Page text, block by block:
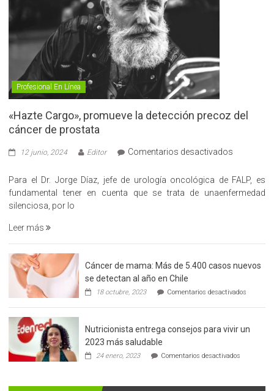
Profesional En Línea
«Hazte Cargo», promueve la detección precoz del
cáncer de prostata
12 junio, 2024 Editor Comentarios desactivados
Cargo»,
promueve
del
de
Para el Dr. Jorge Díaz, jefe de urología oncológica de FALP, es
fundamental tener en cuenta que se trata de unaenfermedad
silenciosa, por lo
Leer más
Cáncer de mama: Más de 5.400 casos nuevos
se detectan al año en Chile
18 octubre, 2023 Comentarios desactivados
de
Más
detectan
Nutricionista entrega consejos para vivir un
2023 más saludable
24 enero, 2023 Comentarios desactivados